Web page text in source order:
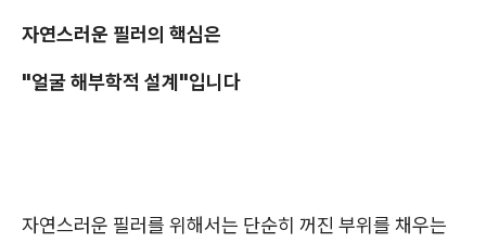
자연스러운 필러의 핵심은
"얼굴 해부학적 설계"입니다
자연스러운 필러를 위해서는 단순히 꺼진 부위를 채우는